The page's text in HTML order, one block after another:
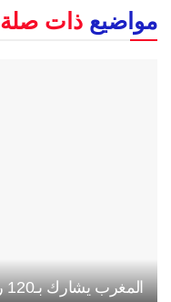
مواضيع ذات صلة
المغرب يشارك بـ120 رياضيا في دورة تارانتو 2026